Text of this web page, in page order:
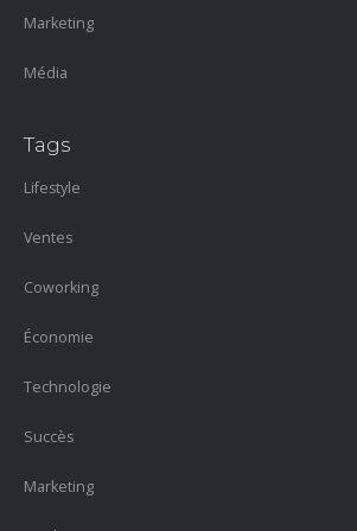
Marketing
Média
Tags
Lifestyle
Ventes
Coworking
Économie
Technologie
Succès
Marketing